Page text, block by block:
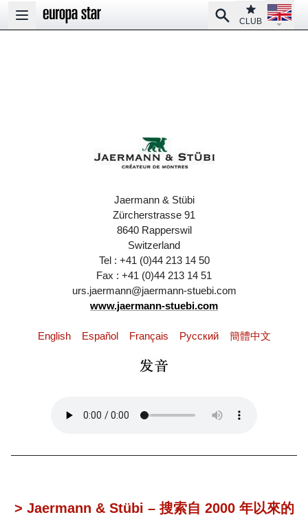
Open main menu
SearchClub
CLUB
Open
Jaermann & Stübi
Zürcherstrasse 91
8640 Rapperswil
Switzerland
Tel : +41 (0)44 213 14 50
Fax : +41 (0)44 213 14 51
urs.jaermann@jaermann-stuebi.com
www.jaermann-stuebi.com
English Español Français Pусский 簡體中文
> Jaermann & Stübi – 搜索自 2000 年以來的